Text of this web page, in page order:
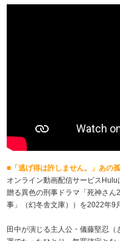
■「逃げ得は許しません。」あの
オンライン動画配信サービス
贈る異色の刑事ドラマ「死神さん
事」（幻冬舎文庫））を2022年9
田中が演じる主人公・儀藤堅忍